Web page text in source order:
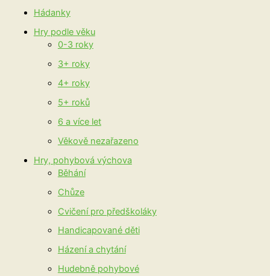
Hádanky
Hry podle věku
0-3 roky
3+ roky
4+ roky
5+ roků
6 a více let
Věkově nezařazeno
Hry, pohybová výchova
Běhání
Chůze
Cvičení pro předškoláky
Handicapované děti
Házení a chytání
Hudebně pohybové